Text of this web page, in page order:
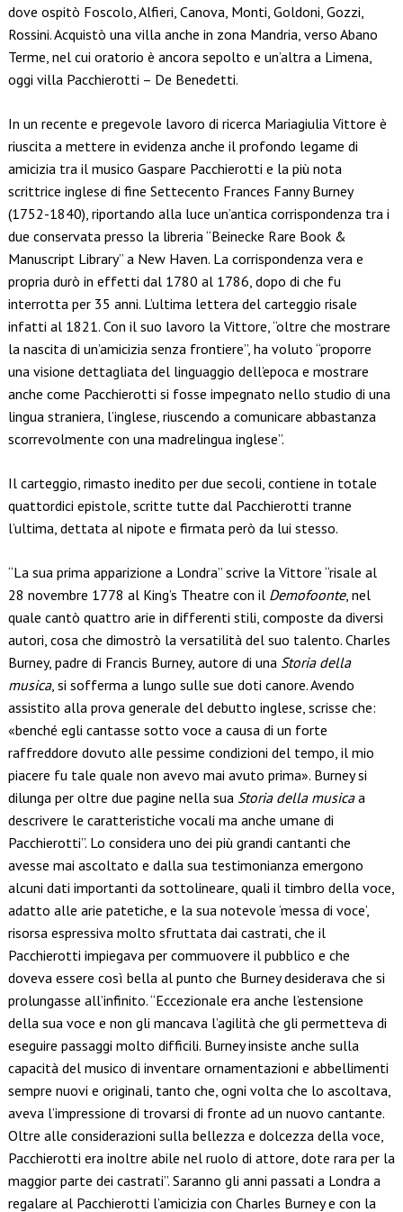
dove ospitò Foscolo, Alfieri, Canova, Monti, Goldoni, Gozzi,
Rossini. Acquistò una villa anche in zona Mandria, verso Abano
Terme, nel cui oratorio è ancora sepolto e un’altra a Limena,
oggi villa Pacchierotti – De Benedetti.
In un recente e pregevole lavoro di ricerca Mariagiulia Vittore è
riuscita a mettere in evidenza anche il profondo legame di
amicizia tra il musico Gaspare Pacchierotti e la più nota
scrittrice inglese di fine Settecento Frances Fanny Burney
(1752-1840), riportando alla luce un’antica corrispondenza tra i
due conservata presso la libreria “Beinecke Rare Book &
Manuscript Library” a New Haven. La corrispondenza vera e
propria durò in effetti dal 1780 al 1786, dopo di che fu
interrotta per 35 anni. L’ultima lettera del carteggio risale
infatti al 1821. Con il suo lavoro la Vittore, “oltre che mostrare
la nascita di un’amicizia senza frontiere”, ha voluto “proporre
una visione dettagliata del linguaggio dell’epoca e mostrare
anche come Pacchierotti si fosse impegnato nello studio di una
lingua straniera, l’inglese, riuscendo a comunicare abbastanza
scorrevolmente con una madrelingua inglese”.
Il carteggio, rimasto inedito per due secoli, contiene in totale
quattordici epistole, scritte tutte dal Pacchierotti tranne
l’ultima, dettata al nipote e firmata però da lui stesso.
“La sua prima apparizione a Londra” scrive la Vittore “risale al
28 novembre 1778 al King’s Theatre con il Demofoonte, nel
quale cantò quattro arie in differenti stili, composte da diversi
autori, cosa che dimostrò la versatilità del suo talento. Charles
Burney, padre di Francis Burney, autore di una Storia della
musica, si sofferma a lungo sulle sue doti canore. Avendo
assistito alla prova generale del debutto inglese, scrisse che:
«benché egli cantasse sotto voce a causa di un forte
raffreddore dovuto alle pessime condizioni del tempo, il mio
piacere fu tale quale non avevo mai avuto prima». Burney si
dilunga per oltre due pagine nella sua Storia della musicaa
descrivere le caratteristiche vocali ma anche umane di
Pacchierotti”. Lo considera uno dei più grandi cantanti che
avesse mai ascoltato e dalla sua testimonianza emergono
alcuni dati importanti da sottolineare, quali il timbro della voce,
adatto alle arie patetiche, e la sua notevole ‘messa di voce’,
risorsa espressiva molto sfruttata dai castrati, che il
Pacchierotti impiegava per commuovere il pubblico e che
doveva essere così bella al punto che Burney desiderava che si
prolungasse all’infinito. “Eccezionale era anche l’estensione
della sua voce e non gli mancava l’agilità che gli permetteva di
eseguire passaggi molto difficili. Burney insiste anche sulla
capacità del musico di inventare ornamentazioni e abbellimenti
sempre nuovi e originali, tanto che, ogni volta che lo ascoltava,
aveva l’impressione di trovarsi di fronte ad un nuovo cantante.
Oltre alle considerazioni sulla bellezza e dolcezza della voce,
Pacchierotti era inoltre abile nel ruolo di attore, dote rara per la
maggior parte dei castrati”. Saranno gli anni passati a Londra a
regalare al Pacchierotti l’amicizia con Charles Burney e con la